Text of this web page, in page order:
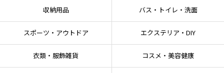
収納用品 バス・トイレ・洗面
スポーツ・アウトドア エクステリア・DIY
衣類・服飾雑貨 コスメ・美容健康